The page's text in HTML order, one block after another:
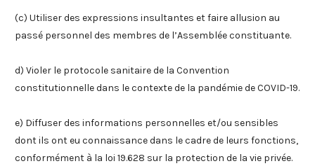
(c) Utiliser des expressions insultantes et faire allusion au
passé personnel des membres de l’Assemblée constituante.
d) Violer le protocole sanitaire de la Convention
constitutionnelle dans le contexte de la pandémie de COVID-19.
e) Diffuser des informations personnelles et/ou sensibles
dont ils ont eu connaissance dans le cadre de leurs fonctions,
conformément à la loi 19.628 sur la protection de la vie privée.